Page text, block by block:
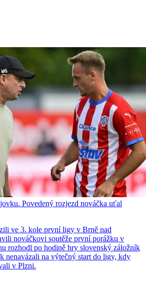
Povedený rozjezd nováčka uťal
ve 3. kole první ligy v Brně nad
nováčkovi soutěže první porážku v
rozhodl po hodině hry slovenský záložník
nenavázali na výtečný start do ligy, kdy
v Plzni.